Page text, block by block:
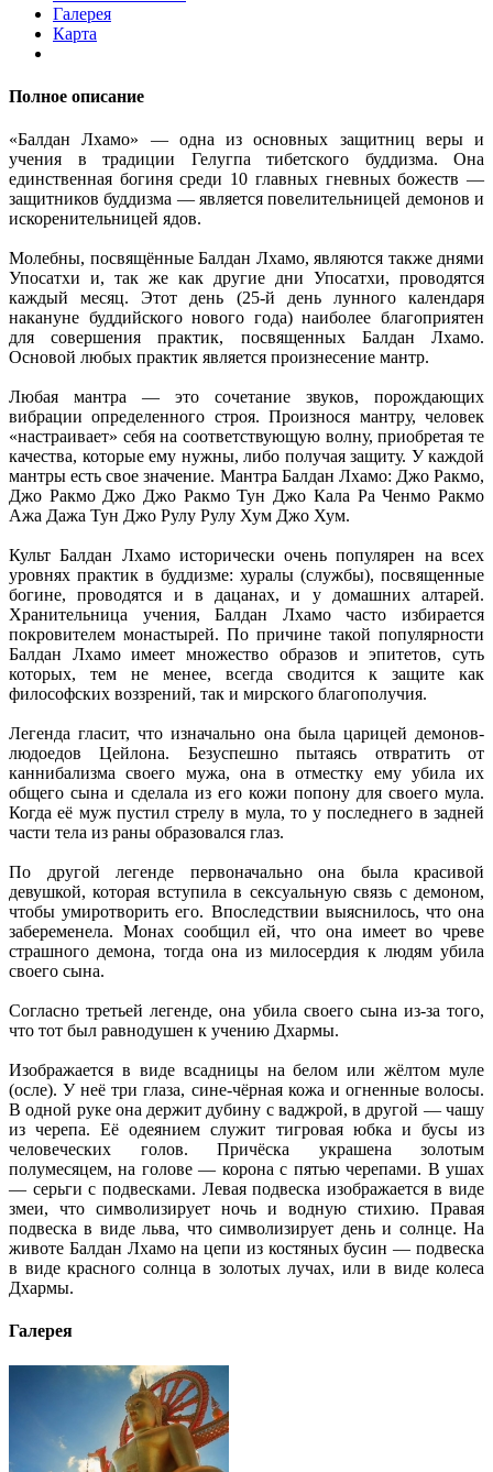
Галерея
Карта
Полное описание
«Балдан Лхамо» — одна из основных защитниц веры и
учения в традиции Гелугпа тибетского буддизма. Она
единственная богиня среди 10 главных гневных божеств —
защитников буддизма — является повелительницей демонов и
искоренительницей ядов.
Молебны, посвящённые Балдан Лхамо, являются также днями
Упосатхи и, так же как другие дни Упосатхи, проводятся
каждый месяц. Этот день (25-й день лунного календаря
накануне буддийского нового года) наиболее благоприятен
для совершения практик, посвященных Балдан Лхамо.
Основой любых практик является произнесение мантр.
Любая мантра — это сочетание звуков, порождающих
вибрации определенного строя. Произнося мантру, человек
«настраивает» себя на соответствующую волну, приобретая те
качества, которые ему нужны, либо получая защиту. У каждой
мантры есть свое значение. Мантра Балдан Лхамо: Джо Ракмо,
Джо Ракмо Джо Джо Ракмо Тун Джо Кала Ра Ченмо Ракмо
Ажа Дажа Тун Джо Рулу Рулу Хум Джо Хум.
Культ Балдан Лхамо исторически очень популярен на всех
уровнях практик в буддизме: хуралы (службы), посвященные
богине, проводятся и в дацанах, и у домашних алтарей.
Хранительница учения, Балдан Лхамо часто избираетcя
покровителем монастырей. По причине такой популярности
Балдан Лхамо имеет множество образов и эпитетов, суть
которых, тем не менее, всегда сводится к защите как
философских воззрений, так и мирского благополучия.
Легенда гласит, что изначально она была царицей демонов-
людоедов Цейлона. Безуспешно пытаясь отвратить от
каннибализма своего мужа, она в отместку ему убила их
общего сына и сделала из его кожи попону для своего мула.
Когда её муж пустил стрелу в мула, то у последнего в задней
части тела из раны образовался глаз.
По другой легенде первоначально она была красивой
девушкой, которая вступила в сексуальную связь с демоном,
чтобы умиротворить его. Впоследствии выяснилось, что она
забеременела. Монах сообщил ей, что она имеет во чреве
страшного демона, тогда она из милосердия к людям убила
своего сына.
Согласно третьей легенде, она убила своего сына из-за того,
что тот был равнодушен к учению Дхармы.
Изображается в виде всадницы на белом или жёлтом муле
(осле). У неё три глаза, сине-чёрная кожа и огненные волосы.
В одной руке она держит дубину с ваджрой, в другой — чашу
из черепа. Её одеянием служит тигровая юбка и бусы из
человеческих голов. Причёска украшена золотым
полумесяцем, на голове — корона с пятью черепами. В ушах
— серьги с подвесками. Левая подвеска изображается в виде
змеи, что символизирует ночь и водную стихию. Правая
подвеска в виде льва, что символизирует день и солнце. На
животе Балдан Лхамо на цепи из костяных бусин — подвеска
в виде красного солнца в золотых лучах, или в виде колеса
Дхармы.
Галерея